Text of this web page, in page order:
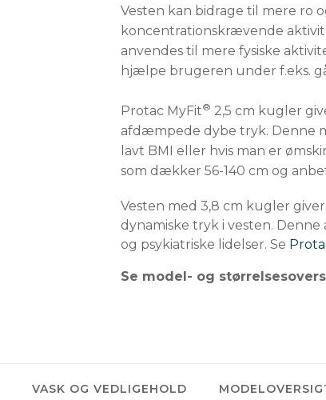
Vesten kan bidrage til mere ro
koncentrationskrævende
anvendes til mere fysiske
hjælpe brugeren under f.eks.
Protac MyFit® 2,5 cm kugler
afdæmpede dybe tryk. Denne
lavt BMI eller hvis man er
som dækker 56-140 cm og
Vesten med 3,8 cm kugler
dynamiske tryk i vesten.
og psykiatriske lidelser. Se
Se model- og
VASK OG VEDLIGEHOLD